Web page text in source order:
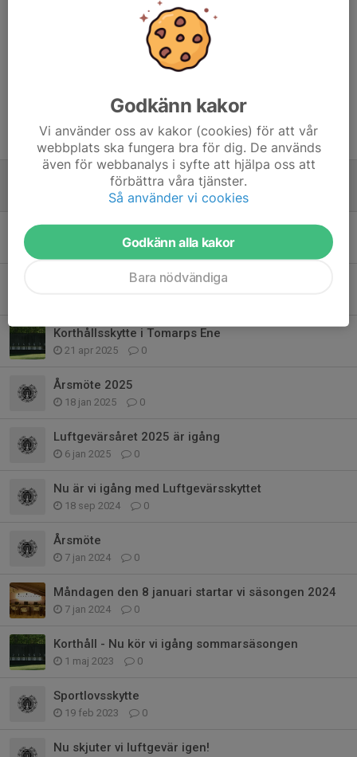
Tidigare nyheter
Korthållsskytte i Tomarps Ene
9 maj, 09:48 0
Årsmöte 2026
18 jan, 19:12 0
Korthållsskytte i Tomarps Ene
21 apr 2025 0
Årsmöte 2025
18 jan 2025 0
Luftgevärsåret 2025 är igång
6 jan 2025 0
Nu är vi igång med Luftgevärsskyttet
18 sep 2024 0
Årsmöte
7 jan 2024 0
Måndagen den 8 januari startar vi säsongen 2024
7 jan 2024 0
Korthåll - Nu kör vi igång sommarsäsongen
1 maj 2023 0
Sportlovsskytte
19 feb 2023 0
Nu skjuter vi luftgevär igen!
Godkänn kakor
Vi använder oss av kakor (cookies) för att vår
webbplats ska fungera bra för dig. De används
även för webbanalys i syfte att hjälpa oss att
förbättra våra tjänster.
Så använder vi cookies
Godkänn alla kakor
Bara nödvändiga